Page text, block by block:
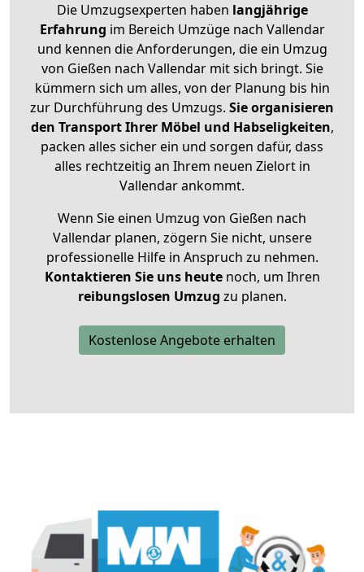
Die Umzugsexperten haben langjährige
Erfahrung im Bereich Umzüge nach Vallendar
und kennen die Anforderungen, die ein Umzug
von Gießen nach Vallendar mit sich bringt. Sie
kümmern sich um alles, von der Planung bis hin
zur Durchführung des Umzugs. Sie organisieren
den Transport Ihrer Möbel und Habseligkeiten,
packen alles sicher ein und sorgen dafür, dass
alles rechtzeitig an Ihrem neuen Zielort in
Vallendar ankommt.
Wenn Sie einen Umzug von Gießen nach
Vallendar planen, zögern Sie nicht, unsere
professionelle Hilfe in Anspruch zu nehmen.
Kontaktieren Sie uns heutenoch, um Ihren
reibungslosen Umzug zu planen.
Kostenlose Angebote erhalten